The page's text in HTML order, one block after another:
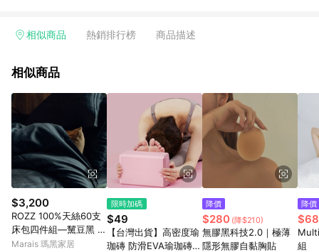
電玩/遊戲/相機/單眼/鏡頭/拍立得 [2024/6/1起適用] -內接硬
的購回饋活動享Yahoo超贈點回饋者 - 購物中心商店之商品：商
3. 訂單回饋金額將扣除運費/購物金/超贈點/福利金/紅利折抵/折
價券等虛擬貨幣折抵 4. 大宗採購或批發轉賣不具回饋資格： 如
有相關事證認定您為大宗採購、批發轉賣而非最終消費使用者，
相關認定以Yahoo購物中心之認定為準
相似商品 熱銷排行榜 商品描述
相似商品
$3,200
ROZZ 100%天絲60支
床包四件組—黧豆黑 -
標準雙人
Marais 瑪黑家居
限時加碼
$49
【台灣出貨】高密度瑜
珈磚 防滑EVA瑜珈磚
降價
$280 (降$210)
無膠黑科技2.0｜極薄
隱形無膠自黏胸貼
降價
組